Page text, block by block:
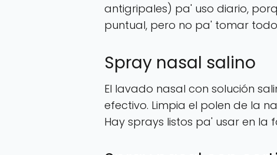
antigripales) pa' uso diario,
puntual, pero no pa' tomar
Spray nasal salino
El lavado nasal con solución
efectivo. Limpia el polen de la
Hay sprays listos pa' usar en